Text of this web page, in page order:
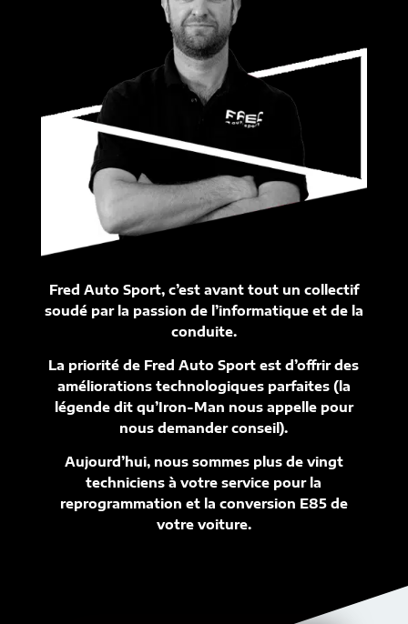
Fred Auto Sport, c’est avant tout un collectif
soudé par la passion de l’informatique et de la
conduite.
La priorité de Fred Auto Sport est d’offrir des
améliorations technologiques parfaites (la
légende dit qu’Iron-Man nous appelle pour
nous demander conseil).
Aujourd’hui, nous sommes plus de vingt
techniciens à votre service pour la
reprogrammation et la conversion E85 de
votre voiture.